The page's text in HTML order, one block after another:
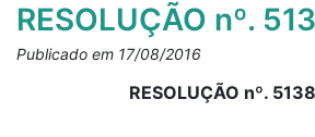
RESOLUÇÃO nº.
Publicado em 17/08/2016
RESOLUÇÃO nº.